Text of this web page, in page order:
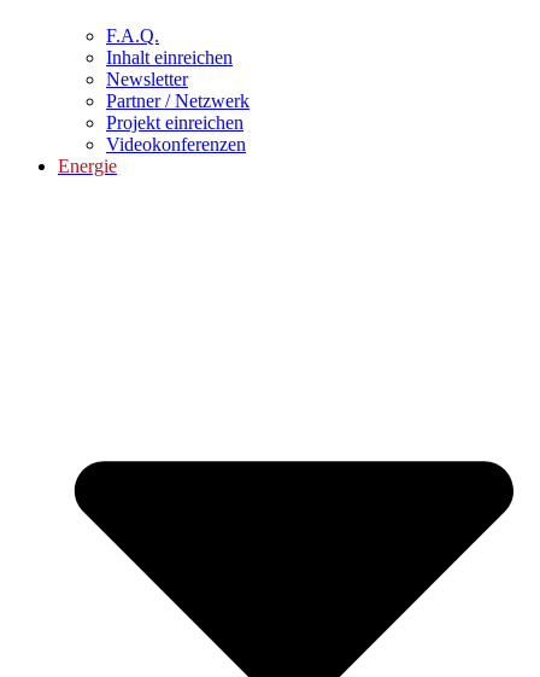
F.A.Q.
Inhalt einreichen
Newsletter
Partner / Netzwerk
Projekt einreichen
Videokonferenzen
Energie